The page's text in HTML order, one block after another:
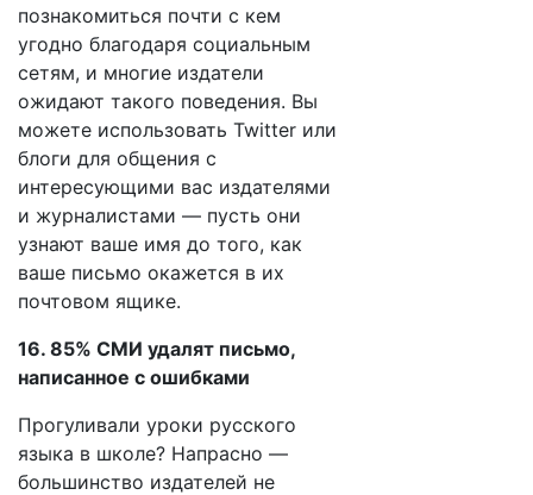
познакомиться почти с кем
угодно благодаря социальным
сетям, и многие издатели
ожидают такого поведения. Вы
можете использовать Twitter или
блоги для общения с
интересующими вас издателями
и журналистами — пусть они
узнают ваше имя до того, как
ваше письмо окажется в их
почтовом ящике.
16. 85% СМИ удалят письмо,
написанное с ошибками
Прогуливали уроки русского
языка в школе? Напрасно —
большинство издателей не